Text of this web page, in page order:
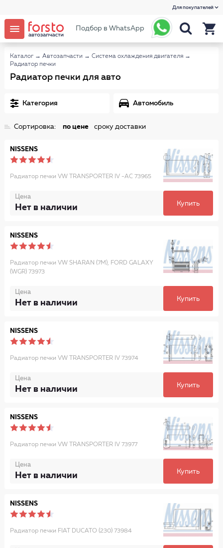
Для покупателей
Подбор в WhatsApp
Каталог → Автозапчасти → Система охлаждения двигателя →
Радиатор печки
Радиатор печки для авто
Категория Автомобиль
Сортировка: по цене сроку доставки
NISSENS
Радиатор печки VW TRANSPORTER IV -AC 73965
Цена
Нет в наличии Купить
NISSENS
Радиатор печки VW SHARAN (7M), FORD GALAXY
(WGR) 73973
Цена
Нет в наличии Купить
NISSENS
Радиатор печки VW TRANSPORTER IV 73974
Цена
Нет в наличии Купить
NISSENS
Радиатор печки VW TRANSPORTER IV 73977
Цена
Нет в наличии Купить
NISSENS
Радиатор печки FIAT DUCATO (230) 73984